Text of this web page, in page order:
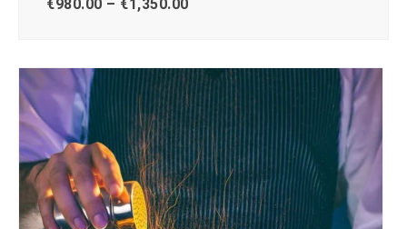
€980.00 – €1,350.00